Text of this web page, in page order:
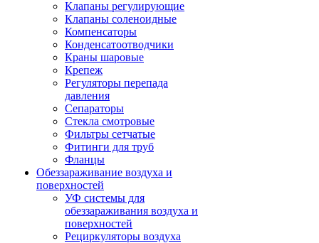
Клапаны регулирующие
Клапаны соленоидные
Компенсаторы
Конденсатоотводчики
Краны шаровые
Крепеж
Регуляторы перепада
давления
Сепараторы
Стекла смотровые
Фильтры сетчатые
Фитинги для труб
Фланцы
Обеззараживание воздуха и
поверхностей
УФ системы для
обеззараживания воздуха и
поверхностей
Рециркуляторы воздуха